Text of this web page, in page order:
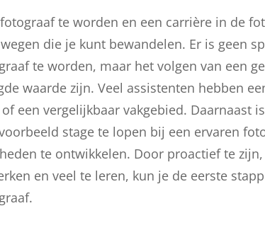
te worden en een carrière in de
die je kunt bewandelen. Er is geen
te worden, maar het volgen van een
waarde zijn. Veel assistenten hebben
een vergelijkbaar vakgebied. Daarnaast
stage te lopen bij een ervaren
te ontwikkelen. Door proactief te
en veel te leren, kun je de eerste